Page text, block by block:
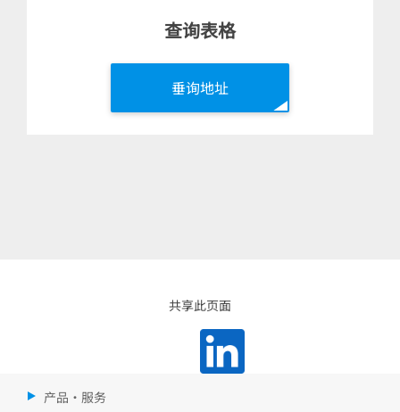
查询表格
垂询地址
共享此页面
产品・服务